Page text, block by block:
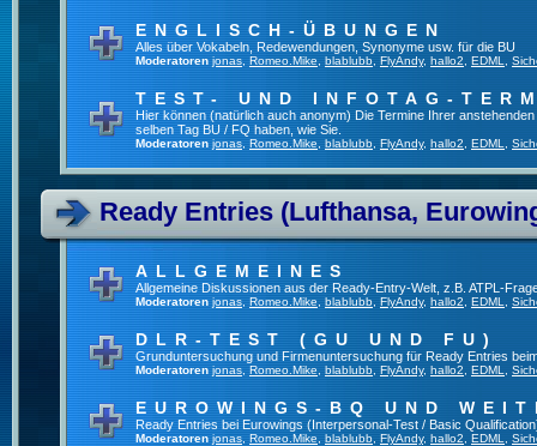
ENGLISCH-ÜBUNGEN
Alles über Vokabeln, Redewendungen, Synonyme usw. für die BU
Moderatoren jonas Romeo.Mike blablubb FlyAndy, hallo2 EDML
TEST- UND INFOTAG-
Hier können (natürlich auch anonym) Die Termine Ihrer
selben Tag BU / FQ haben, wie Sie.
Moderatoren jonas Romeo.Mike blablubb FlyAndy, hallo2 EDML
Ready Entries (Lufthansa,
ALLGEMEINES
Allgemeine Diskussionen aus der Ready-Entry-Welt, z.B. ATPL-
Moderatoren jonas Romeo.Mike blablubb FlyAndy, hallo2 EDML
DLR-TEST (GU UND FU)
Grunduntersuchung und Firmenuntersuchung für Ready Entries
Moderatoren jonas Romeo.Mike blablubb FlyAndy, hallo2 EDML
EUROWINGS-BQ UND
Ready Entries bei Eurowings (Interpersonal-Test / Basic
Moderatoren jonas Romeo.Mike blablubb FlyAndy, hallo2 EDML